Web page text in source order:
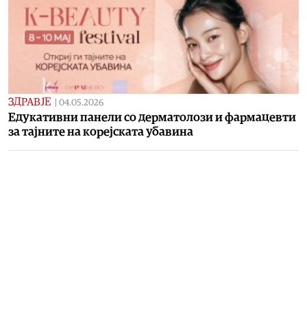
ЗДРАВЈЕ | 04.05.2026
Едукативни панели со дерматолози и фармацевти
за тајните на корејската убавина